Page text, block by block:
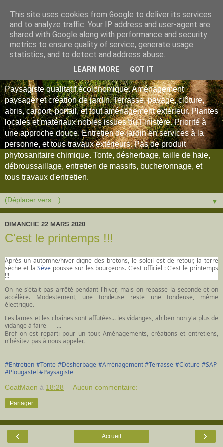
Paysagiste qualitatif écolonomique. Aménagement
paysager et création de jardin. Terrasse, pavage, clôture,
abris, carport, portail, et tout aménagement extérieur. Plantes
locales et matériaux nobles issues du Finistère. Priorité à
une approche douce. Entretien de jardin en services à la
personne, et tous travaux extérieurs. Pas de produit
phytosanitaire chimique. Tonte, désherbage, taille de haie,
débroussaillage, entretien de massifs, bucheronnage, et
tous travaux d'entretien.
▼
DIMANCHE 22 MARS 2020
C'est le printemps !!!
Après un automne/hiver digne des bretons, le soleil est de retour, la terre
sèche et laSève pousse sur les bourgeons. C'est officiel : C'est le printemps
!!! 😎🥳🌱
On ne s'était pas arrêté pendant l'hiver, mais on repasse la seconde et on
accélère. Modestement, une tondeuse reste une tondeuse, même
électrique.
Les lames et les chaines sont affutées... les vidanges, ah ben non y'a plus de
vidange à faire
...
Bref on est reparti pour un tour. Aménagements, créations et entretiens,
n'hésitez pas à nous appeler.
#Entretien #Tonte #Désherbage #Aménagement #Terrasse #Cloture #SAP
#Plougastel #Paysagiste
CoatMaen à 18:28 Aucun commentaire:
Partager
‹ ›
Accueil
This site uses cookies from Google to deliver its services
and to analyze traffic. Your IP address and user-agent are
shared with Google along with performance and security
metrics to ensure quality of service, generate usage
statistics, and to detect and address abuse.
LEARN MORE GOT IT